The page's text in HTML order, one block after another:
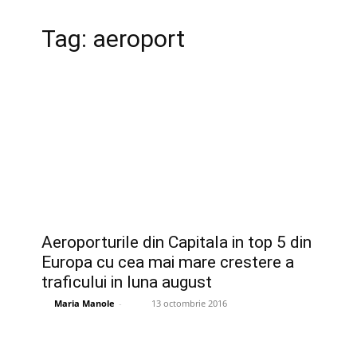
Tag: aeroport
Aeroporturile din Capitala in top 5 din
Europa cu cea mai mare crestere a
traficului in luna august
Maria Manole - 13 octombrie 2016